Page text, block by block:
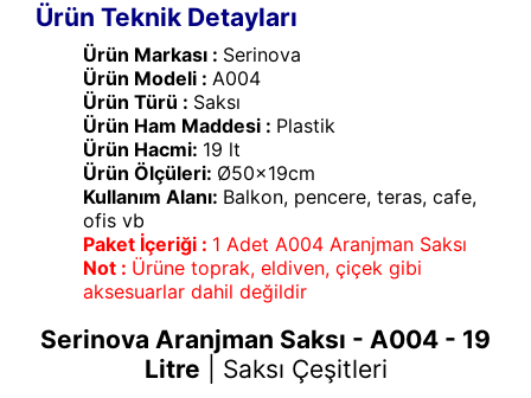
Ürün Teknik Detayları
Ürün Markası : Serinova
Ürün Modeli : A004
Ürün Türü : Saksı
Ürün Ham Maddesi : Plastik
Ürün Hacmi: 19 lt
Ürün Ölçüleri: Ø50x19cm
Kullanım Alanı: Balkon, pencere, teras, cafe,
ofis vb
Paket İçeriği : 1 Adet A004 Aranjman Saksı
Not : Ürüne toprak, eldiven, çiçek gibi
aksesuarlar dahil değildir
Serinova Aranjman Saksı - A004 - 19
Litre
Saksı Çeşitleri